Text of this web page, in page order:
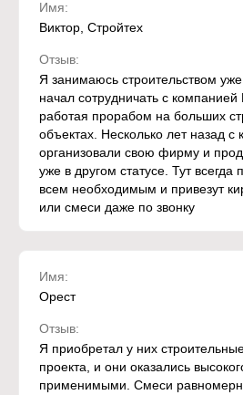
Имя:
Виктор, Стройтех
Отзыв:
Я занимаюсь строительством
начал сотрудничать с
работая прорабом на больших
объектах. Несколько лет назад с
организовали свою фирму и
уже в другом статусе. Тут всегда
всем необходимым и привезут
или смеси даже по звонку
Имя:
Орест
Отзыв:
Я приобретал у них
проекта, и они оказались
применимыми. Смеси